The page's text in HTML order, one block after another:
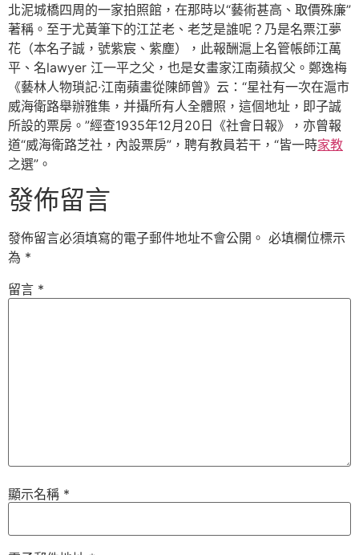
北泥城橋四周的一家拍照館，在那時以“藝術甚高、取價殊廉”
著稱。至于尤黃筆下的江芷老、老芝是誰呢？乃是名票江夢
花（本名子誠，號紫宸、紫塵），此報酬滬上名管帳師江萬
平、名lawyer 江一平之父，也是女畫家江南蘋叔父。鄭逸梅
《藝林人物瑣記·江南蘋畫從陳師曾》云：“星社有一次在滬市
威海衛路舉辦雅集，并攝所有人全體照，這個地址，即子誠
所設的票房。”經查1935年12月20日《社會日報》，亦曾報
道“威海衛路芝社，內設票房”，聘有教員若干，“皆一時家教
之選”。
發佈留言
發佈留言必須填寫的電子郵件地址不會公開。 必填欄位標示
為 *
留言 *
顯示名稱 *